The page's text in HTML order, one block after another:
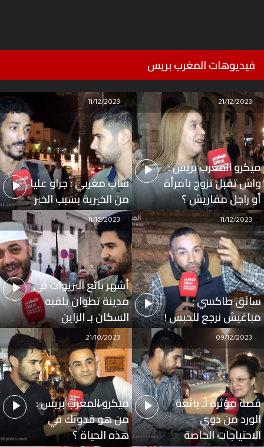
فيديوهات المغرب بريس
ميكرو المغرب بريس :
واش تقبل تزوج بامرأة
أو راجل مقاريش ؟
21/12/2023
شاب مغربي : جراو عليا
من الخيرية بسبب الخبز
11/12/2023
سائق طاكسي :
مباغيش نرجع للحبس !
11/12/2023
أشهر بائع البريوات في
مدينة تطوان يلقبه
السكان بـ الزاين
11/12/2023
قصة مؤثرة لـ بائعة
الورد من ذوي
الاحتياجات الخاصة
09/12/2023
ميكرو المغرب بريس :
من هو قدوتك في
هذه الحياة ؟
21/10/2023